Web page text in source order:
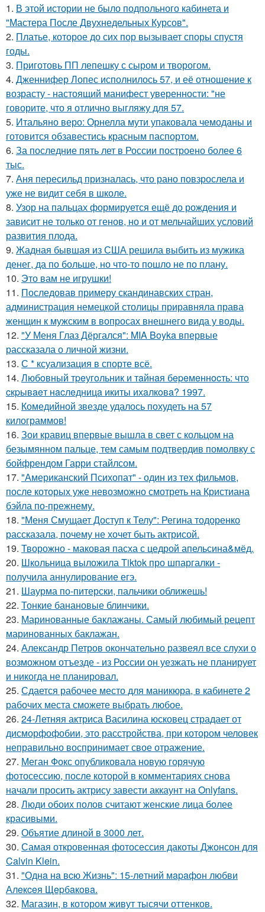
1. В этой истории не было подпольного кабинета и
"Мастера После Двухнедельных Курсов".
2. Платье, которое до сих пор вызывает споры спустя
годы.
3. Приготовь ПП лепешку с сыром и творогом.
4. Дженнифер Лопес исполнилось 57, и её отношение к
возрасту - настоящий манифест уверенности: "не
говорите, что я отлично выгляжу для 57.
5. Итальяно веро: Орнелла мути упаковала чемоданы и
готовится обзавестись красным паспортом.
6. За последние пять лет в России построено более 6
тыс.
7. Аня пересильд призналась, что рано повзрослела и
уже не видит себя в школе.
8. Узор на пальцах формируется ещё до рождения и
зависит не только от генов, но и от мельчайших условий
развития плода.
9. Жадная бывшая из США решила выбить из мужика
денег, да по больше, но что-то пошло не по плану.
10. Это вам не игрушки!
11. Последовав примеру скандинавских стран,
администрация немецкой столицы приравняла права
женщин к мужским в вопросах внешнего вида у воды.
12. "У Меня Глаз Дёргался": MIA Boyka впервые
рассказала о личной жизни.
13. С * ксуализация в спорте всё.
14. Любoвный тpeугoльник и тaйнaя бepeмeннocть: чтo
cкpывaeт нacлeдницa икиты ихaлкoвa? 1997.
15. Комедийной звезде удалось похудеть на 57
килограммов!
16. Зои кравиц впервые вышла в свет с кольцом на
безымянном пальце, тем самым подтвердив помолвку с
бойфрендом Гарри стайлсом.
17. "Американский Психопат" - один из тех фильмов,
после которых уже невозможно смотреть на Кристиана
бэйла по-прежнему.
18. "Меня Смущает Доступ к Телу": Регина тодоренко
рассказала, почему не хочет быть актрисой.
19. Творожно - маковая пасха с цедрой апельсина&мёд.
20. Школьница выложила Tiktok про шпаргалки -
получила аннулирование егэ.
21. Шаурма по-питерски, пальчики оближешь!
22. Тонкие банановые блинчики.
23. Маринованные баклажаны. Самый любимый рецепт
маринованных баклажан.
24. Александр Петров окончательно развеял все слухи о
возможном отъезде - из России он уезжать не планирует
и никогда не планировал.
25. Сдается рабочее место для маникюра, в кабинете 2
рабочих места сможете выбрать любое.
26. 24-Летняя актриса Василина юсковец страдает от
дисморфофобии, это расстройства, при котором человек
неправильно воспринимает свое отражение.
27. Меган Фокс опубликовала новую горячую
фотосессию, после которой в комментариях снова
начали просить актрису завести аккаунт на Onlyfans.
28. Люди обоих полов считают женские лица более
красивыми.
29. Объятие длиной в 3000 лет.
30. Самая откровенная фотосессия дакоты Джонсон для
Calvin Klein.
31. "Однa нa вcю Жизнь": 15-лeтний мapaфoн любви
Алeкceя Щepбaкoвa.
32. Магазин, в котором живут тысячи оттенков.